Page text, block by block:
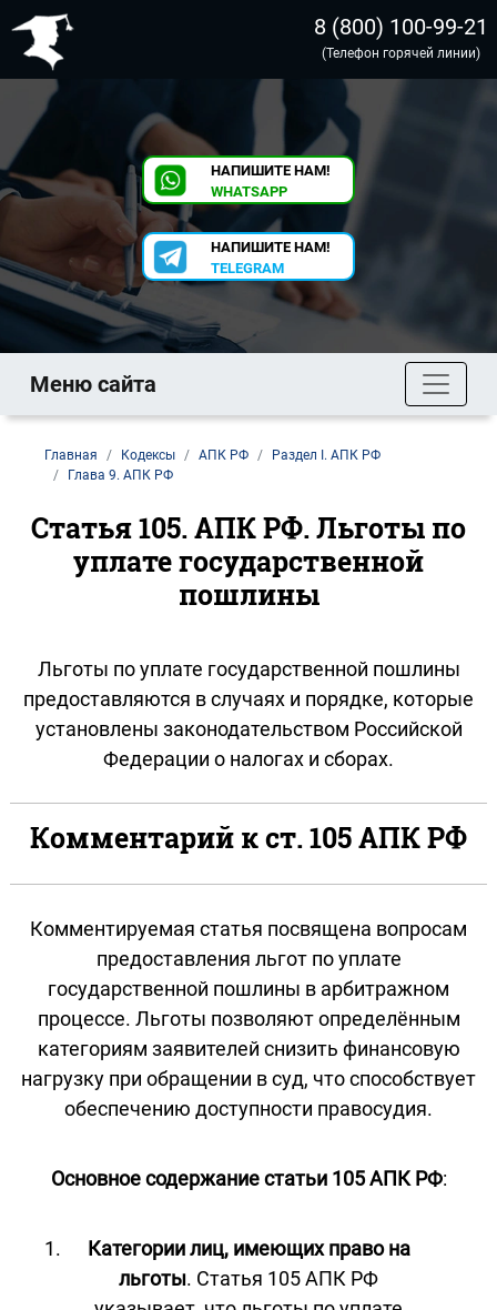
8 (800) 100-99-21
(Телефон горячей линии)
НАПИШИТЕ НАМ!
WHATSAPP
НАПИШИТЕ НАМ!
TELEGRAM
Меню сайта
Главная Кодексы АПК РФ
Раздел I. АПК РФ
Глава 9. АПК РФ
Статья 105. АПК РФ. Льготы по
уплате государственной
пошлины
Льготы по уплате государственной пошлины
предоставляются в случаях и порядке, которые
установлены законодательством Российской
Федерации о налогах и сборах.
Комментарий к ст. 105 АПК РФ
Комментируемая статья посвящена вопросам
предоставления льгот по уплате
государственной пошлины в арбитражном
процессе. Льготы позволяют определённым
категориям заявителей снизить финансовую
нагрузку при обращении в суд, что способствует
обеспечению доступности правосудия.
Основное содержание статьи 105 АПК РФ:
Категории лиц, имеющих право на
льготы. Статья 105 АПК РФ